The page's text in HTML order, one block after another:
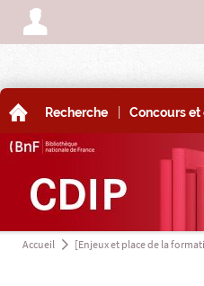
A
A Recherche | Concours et
Accueil a [Enjeux et place de la